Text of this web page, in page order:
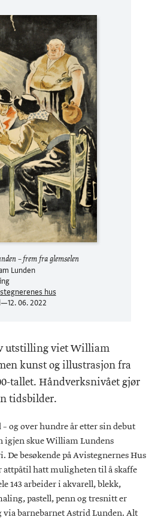
– frem fra glemselen
Lunden
hus
06. 2022
utstilling viet William
kunst og illustrasjon fra
tallet. Håndverksnivået gjør
tidsbilder.
og over hundre år etter sin debut
igjen skue William Lundens
De besøkende på Avistegnernes Hus
attpåtil hatt muligheten til å skaffe
143 arbeider i akvarell, blekk,
pastell, penn og tresnitt er
barnebarnet Astrid Lunden. Alt